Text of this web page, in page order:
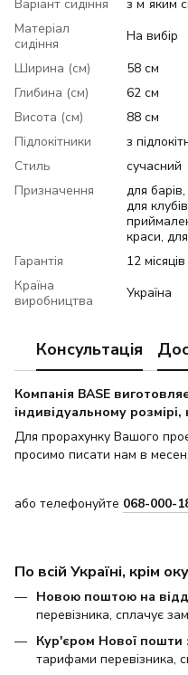
Варіант сидіння
з мʼяким
Матеріал
сидіння
На вибір
Ширина (см)
58 см
Глибина (см)
62 см
Висота (см)
88 см
Підлокітники
з
Стиль
сучасний
Призначення
для
для
краси,
Гарантія
12 місяців
Країна
виробництва
Україна
Консультація
Компанія BASE
індивідуальному
Для прорахунку Вашого
просимо писати нам в
або телефонуйте 068-000-
По всій Україні, крім
Новою поштою на
перевізника, сплачує
Кур'єром Нової пошти
тарифами перевізника,